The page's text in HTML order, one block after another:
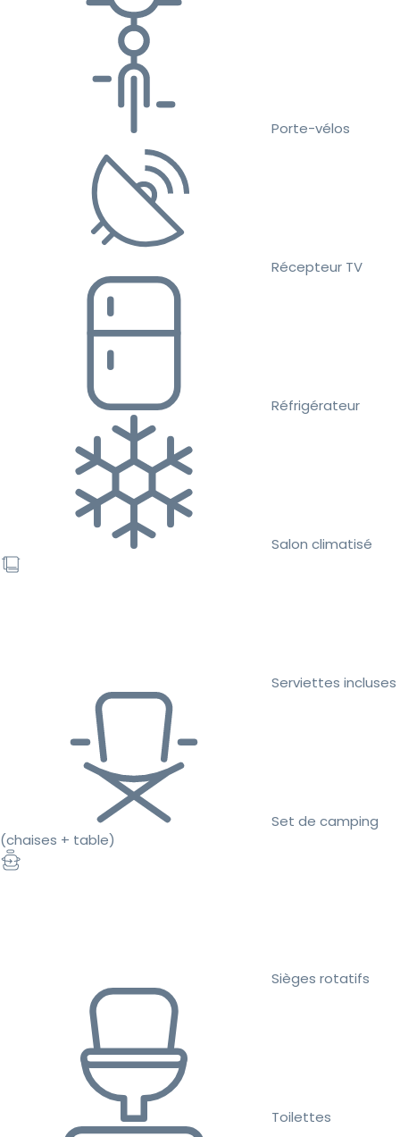
Porte-vélos
Récepteur TV
Réfrigérateur
Salon climatisé
Serviettes incluses
Set de camping
(chaises + table)
Sièges rotatifs
Toilettes